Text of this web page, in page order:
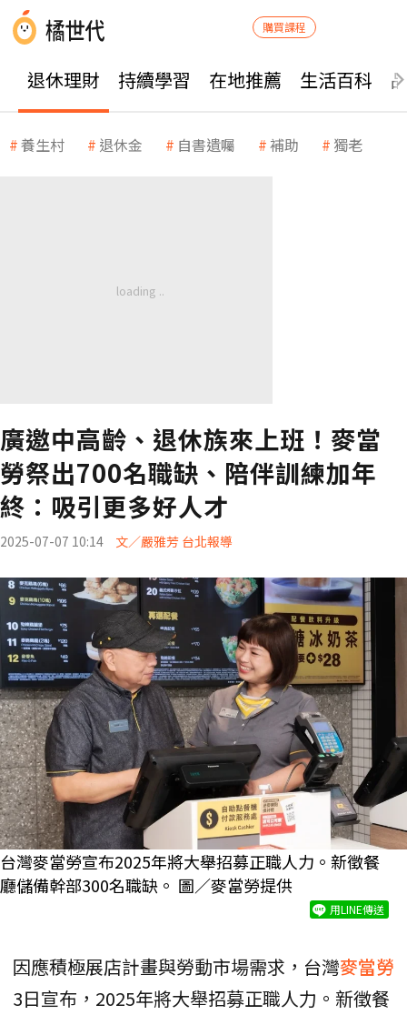
購買課程
退休理財 持續學習 在地推薦 生活百科
養生村 退休金 自書遺囑 補助 獨老
廣邀中高齡、退休族來上班！麥當
勞祭出700名職缺、陪伴訓練加年
終：吸引更多好人才
2025-07-07 10:14 文／嚴雅芳 台北報導
台灣麥當勞宣布2025年將大舉招募正職人力。新徵餐
廳儲備幹部300名職缺。 圖／麥當勞提供
用LINE傳送
因應積極展店計畫與勞動市場需求，台灣麥當勞
3日宣布，2025年將大舉招募正職人力。新徵餐